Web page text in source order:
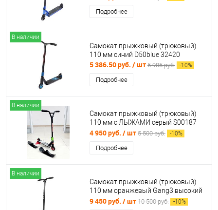
Подробнее
В наличии
Самокат прыжковый (трюковый)
110 мм синий D50blue 32420
5 386.50 руб. / шт 5 985 руб. -10%
Подробнее
В наличии
Самокат прыжковый (трюковый)
110 мм с ЛЫЖАМИ серый S00187
Тойз
4 950 руб. / шт 5 500 руб. -10%
Подробнее
В наличии
Самокат прыжковый (трюковый)
110 мм оранжевый Gang3 высокий
руль 31801
9 450 руб. / шт 10 500 руб. -10%